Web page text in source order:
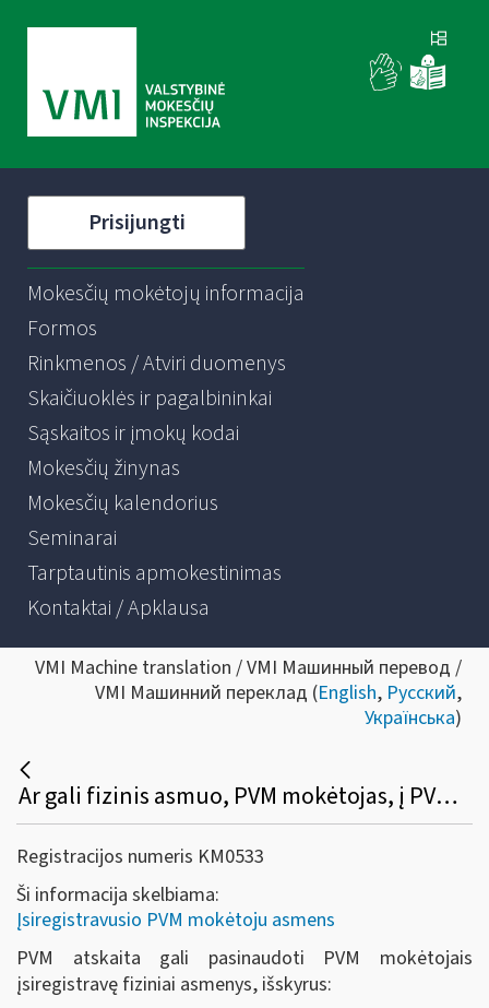
Prisijungti
Mokesčių mokėtojų informacija
Formos
Rinkmenos / Atviri duomenys
Skaičiuoklės ir pagalbininkai
Sąskaitos ir įmokų kodai
Mokesčių žinynas
Mokesčių kalendorius
Seminarai
Tarptautinis apmokestinimas
Kontaktai / Apklausa
VMI Machine translation / VMI Машинный перевод /
VMI Машинний переклад (English, Русский,
Українська)
Ar gali fizinis asmuo, PVM mokėtojas, į PVM atskaitą įtraukti įsigytų prekių (paslaugų), skirtų PVM apmokestinamai veiklai vykdyti, pirkimo (importo) PVM?
Registracijos numeris KM0533
Ši informacija skelbiama:
Įsiregistravusio PVM mokėtoju asmens
PVM atskaita gali pasinaudoti PVM mokėtojais
įsiregistravę fiziniai asmenys, išskyrus: